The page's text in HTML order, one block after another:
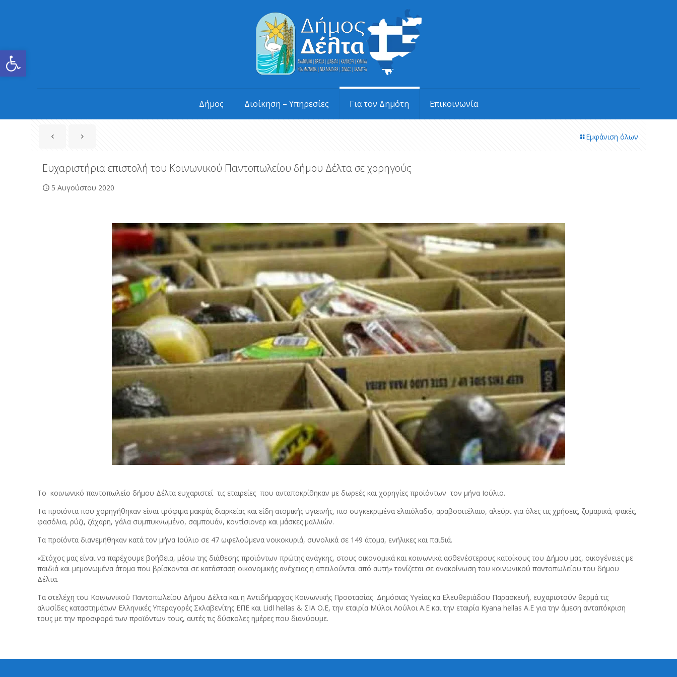
Ανοίξτε τη γραμμή εργαλείων
Δήμος Διοίκηση – Υπηρεσίες Για τον Δημότη Επικοινωνία
Εμφάνιση όλων
Ευχαριστήρια επιστολή του Κοινωνικού Παντοπωλείου δήμου Δέλτα σε χορηγούς
5 Αυγούστου 2020
Το κοινωνικό παντοπωλείο δήμου Δέλτα ευχαριστεί τις εταιρείες που ανταποκρίθηκαν με δωρεές και χορηγίες προϊόντων τον μήνα Ιούλιο.
Τα προϊόντα που χορηγήθηκαν είναι τρόφιμα μακράς διαρκείας και είδη ατομικής υγιεινής, πιο συγκεκριμένα ελαιόλαδο, αραβοσιτέλαιο, αλεύρι για όλες τις χρήσεις, ζυμαρικά, φακές,
φασόλια, ρύζι, ζάχαρη, γάλα συμπυκνωμένο, σαμπουάν, κοντίσιονερ και μάσκες μαλλιών.
Τα προϊόντα διανεμήθηκαν κατά τον μήνα Ιούλιο σε 47 ωφελούμενα νοικοκυριά, συνολικά σε 149 άτομα, ενήλικες και παιδιά.
«Στόχος μας είναι να παρέχουμε βοήθεια, μέσω της διάθεσης προϊόντων πρώτης ανάγκης, στους οικονομικά και κοινωνικά ασθενέστερους κατοίκους του Δήμου μας, οικογένειες με
παιδιά και μεμονωμένα άτομα που βρίσκονται σε κατάσταση οικονομικής ανέχειας η απειλούνται από αυτή» τονίζεται σε ανακοίνωση του κοινωνικού παντοπωλείου του δήμου
Δέλτα.
Τα στελέχη του Κοινωνικού Παντοπωλείου Δήμου Δέλτα και η Αντιδήμαρχος Κοινωνικής Προστασίας Δημόσιας Υγείας κα Ελευθεριάδου Παρασκευή, ευχαριστούν θερμά τις
αλυσίδες καταστημάτων Ελληνικές Υπεραγορές Σκλαβενίτης ΕΠΕ και Lidl hellas & ΣΙΑ Ο.Ε, την εταιρία Μύλοι Λούλοι Α.Ε και την εταιρία Kyana hellas A.E για την άμεση ανταπόκριση
τους με την προσφορά των προϊόντων τους, αυτές τις δύσκολες ημέρες που διανύουμε.